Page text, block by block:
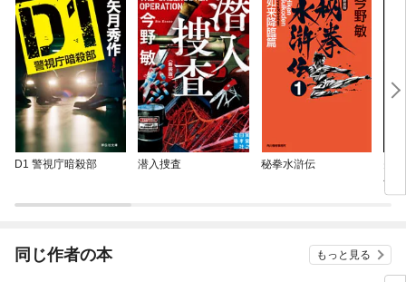
D1 警視庁暗殺部 潜入捜査 秘拳水滸伝
公
同じ作者の本 もっと見る